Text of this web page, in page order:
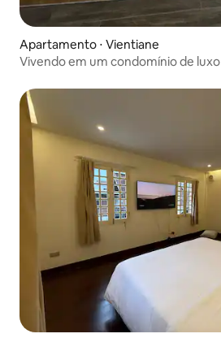
Apartamento ⋅ Vientiane
Vivendo em um condomínio de luxo